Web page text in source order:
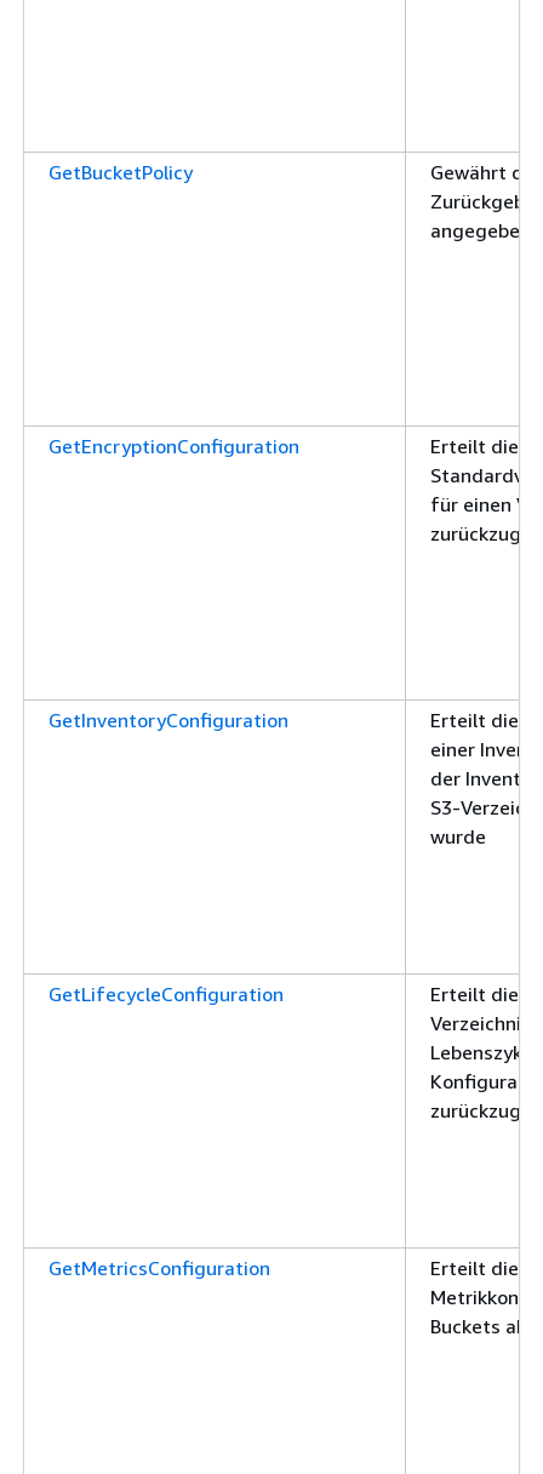
GetBucketPolicy
Gewährt
GetEncryptionConfiguration
Erteilt die
für einen
GetInventoryConfiguration
Erteilt die
einer
der
S3-
wurde
GetLifecycleConfiguration
Erteilt die
GetMetricsConfiguration
Erteilt die
Buckets